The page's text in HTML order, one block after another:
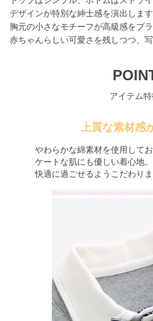
デザインが特別な紳士感を演出します
胸元の小さなモチーフが高級感をプラ
赤ちゃんらしい可愛さを残しつつ、
アイテム
上質な素材感
やわらかな綿素材を使用して
ケートな肌にも優しい着心地
快適に過ごせるようこだわりま